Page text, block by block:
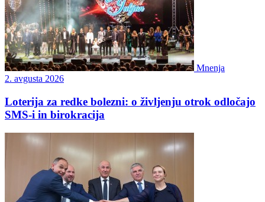
Mnenja
2. avgusta 2026
Loterija za redke bolezni: o življenju otrok odločajo
SMS-i in birokracija